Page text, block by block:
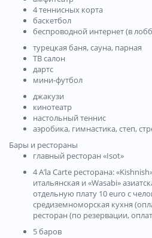
4 теннисных корта
баскетбол
беспроводной интернет (в
турецкая баня, сауна, парная
ТВ салон
дартс
мини-футбол
джакузи
кинотеатр
настольный теннис
аэробика, гимнастика, степ,
Бары и рестораны
главный ресторан «Isot»
4 A’la Carte ресторана:
итальянская и «Wasabi»
отдельную плату 10 euro с
средиземноморская кухня
ресторан (по резервации,
5 баров